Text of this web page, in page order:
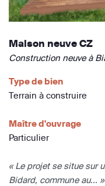
Maison neuve CZ
Construction neuve à
Type de bien
Terrain à construire
Maître d'ouvrage
Particulier
« Le projet se situe sur
Bidard, commune au... »